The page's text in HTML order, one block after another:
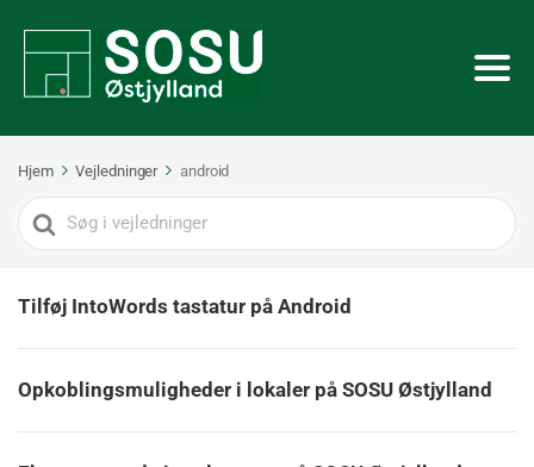
Hjem Vejledninger android
Search
For
Tilføj IntoWords tastatur på Android
Opkoblingsmuligheder i lokaler på SOSU Østjylland